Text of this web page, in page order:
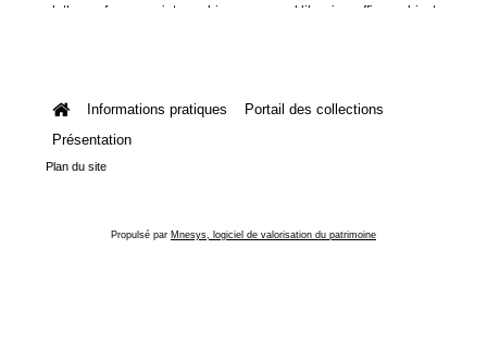
plethora of manuscripts, archives, personal libraries, offices, objects
Informations pratiques
Portail des collections
Présentation
Plan du site
Propulsé par Mnesys, logiciel de valorisation du patrimoine